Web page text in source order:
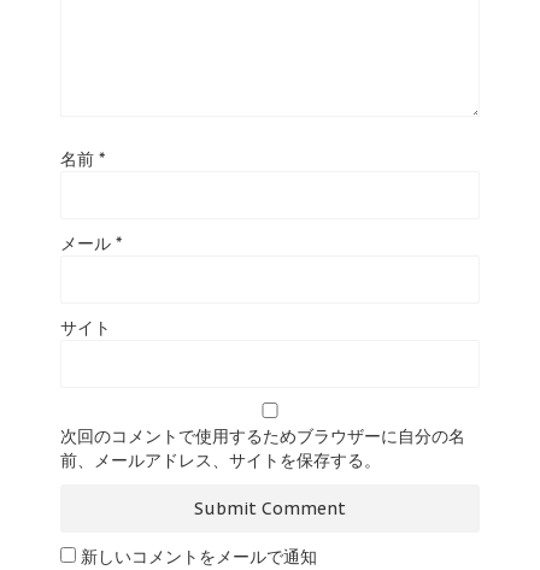
名前 *
メール *
サイト
次回のコメントで使用するためブラウザーに自分の名
前、メールアドレス、サイトを保存する。
新しいコメントをメールで通知